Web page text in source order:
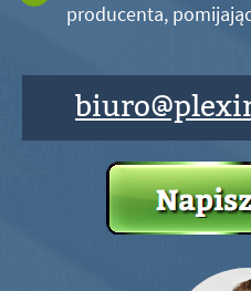
producenta,